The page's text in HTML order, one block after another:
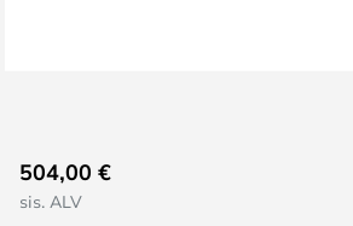
to
the
504,00 €
sis. ALV